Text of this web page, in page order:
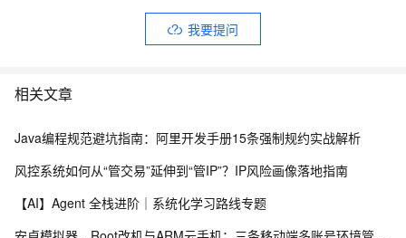
我要提问
相关文章
Java编程规范避坑指南：阿里开发手册15条强制规约实战解析
风控系统如何从“管交易”延伸到“管IP”？IP风险画像落地指南
【AI】Agent 全栈进阶｜系统化学习路线专题